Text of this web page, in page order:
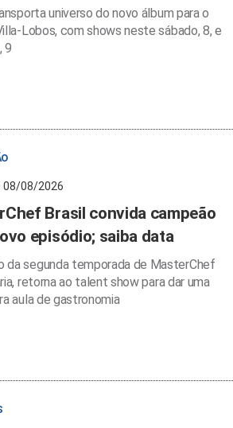
universo do novo álbum para o
Lobos, com shows neste sábado, 8, e
9
08/08/2026
Brasil convida campeão
episódio; saiba data
da segunda temporada de MasterChef
retorna ao talent show para dar uma
aula de gastronomia